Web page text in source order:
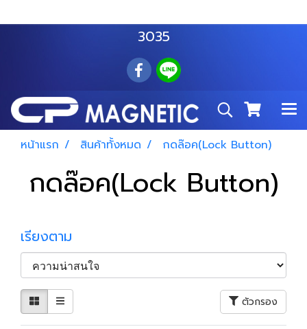
3035
หน้าแรก สินค้าทั้งหมด กดล๊อค(Lock Button)
กดล๊อค(Lock Button)
เรียงตาม
ตัวกรอง